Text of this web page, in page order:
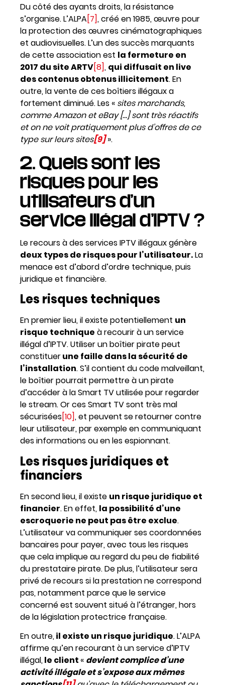
Du côté des ayants droits, la résistance
s’organise. L’ALPA[7], créé en 1985, œuvre pour
la protection des œuvres cinématographiques
et audiovisuelles. L’un des succès marquants
de cette association est la fermeture en
2017 du site ARTV[8], qui diffusait en live
des contenus obtenus illicitement. En
outre, la vente de ces boîtiers illégaux a
fortement diminué. Les « sites marchands,
comme Amazon et eBay […] sont très réactifs
et on ne voit pratiquement plus d’offres de ce
type sur leurs sites[9]».
2. Quels sont les
risques pour les
utilisateurs d’un
service illégal d’IPTV ?
Le recours à des services IPTV illégaux génère
deux types de risques pour l’utilisateur.La
menace est d’abord d’ordre technique, puis
juridique et financière.
Les risques techniques
En premier lieu, il existe potentiellement un
risque technique à recourir à un service
illégal d’IPTV. Utiliser un boîtier pirate peut
constituerune faille dans la sécurité de
l’installation. S’il contient du code malveillant,
le boîtier pourrait permettre à un pirate
d’accéder à la Smart TV utilisée pour regarder
le stream. Or ces Smart TV sont très mal
sécurisées[10], et peuvent se retourner contre
leur utilisateur, par exemple en communiquant
des informations ou en les espionnant.
Les risques juridiques et
financiers
En second lieu, il existe un risque juridique et
financier. En effet, la possibilité d’une
escroquerie ne peut pas être exclue.
L’utilisateur va communiquer ses coordonnées
bancaires pour payer, avec tous les risques
que cela implique au regard du peu de fiabilité
du prestataire pirate. De plus, l’utilisateur sera
privé de recours si la prestation ne correspond
pas, notamment parce que le service
concerné est souvent situé à l’étranger, hors
de la législation protectrice française.
En outre,il existe un risque juridique. L’ALPA
affirme qu’en recourant à un service d’IPTV
illégal,le client « devient complice d’une
activité illégale et s’expose aux mêmes